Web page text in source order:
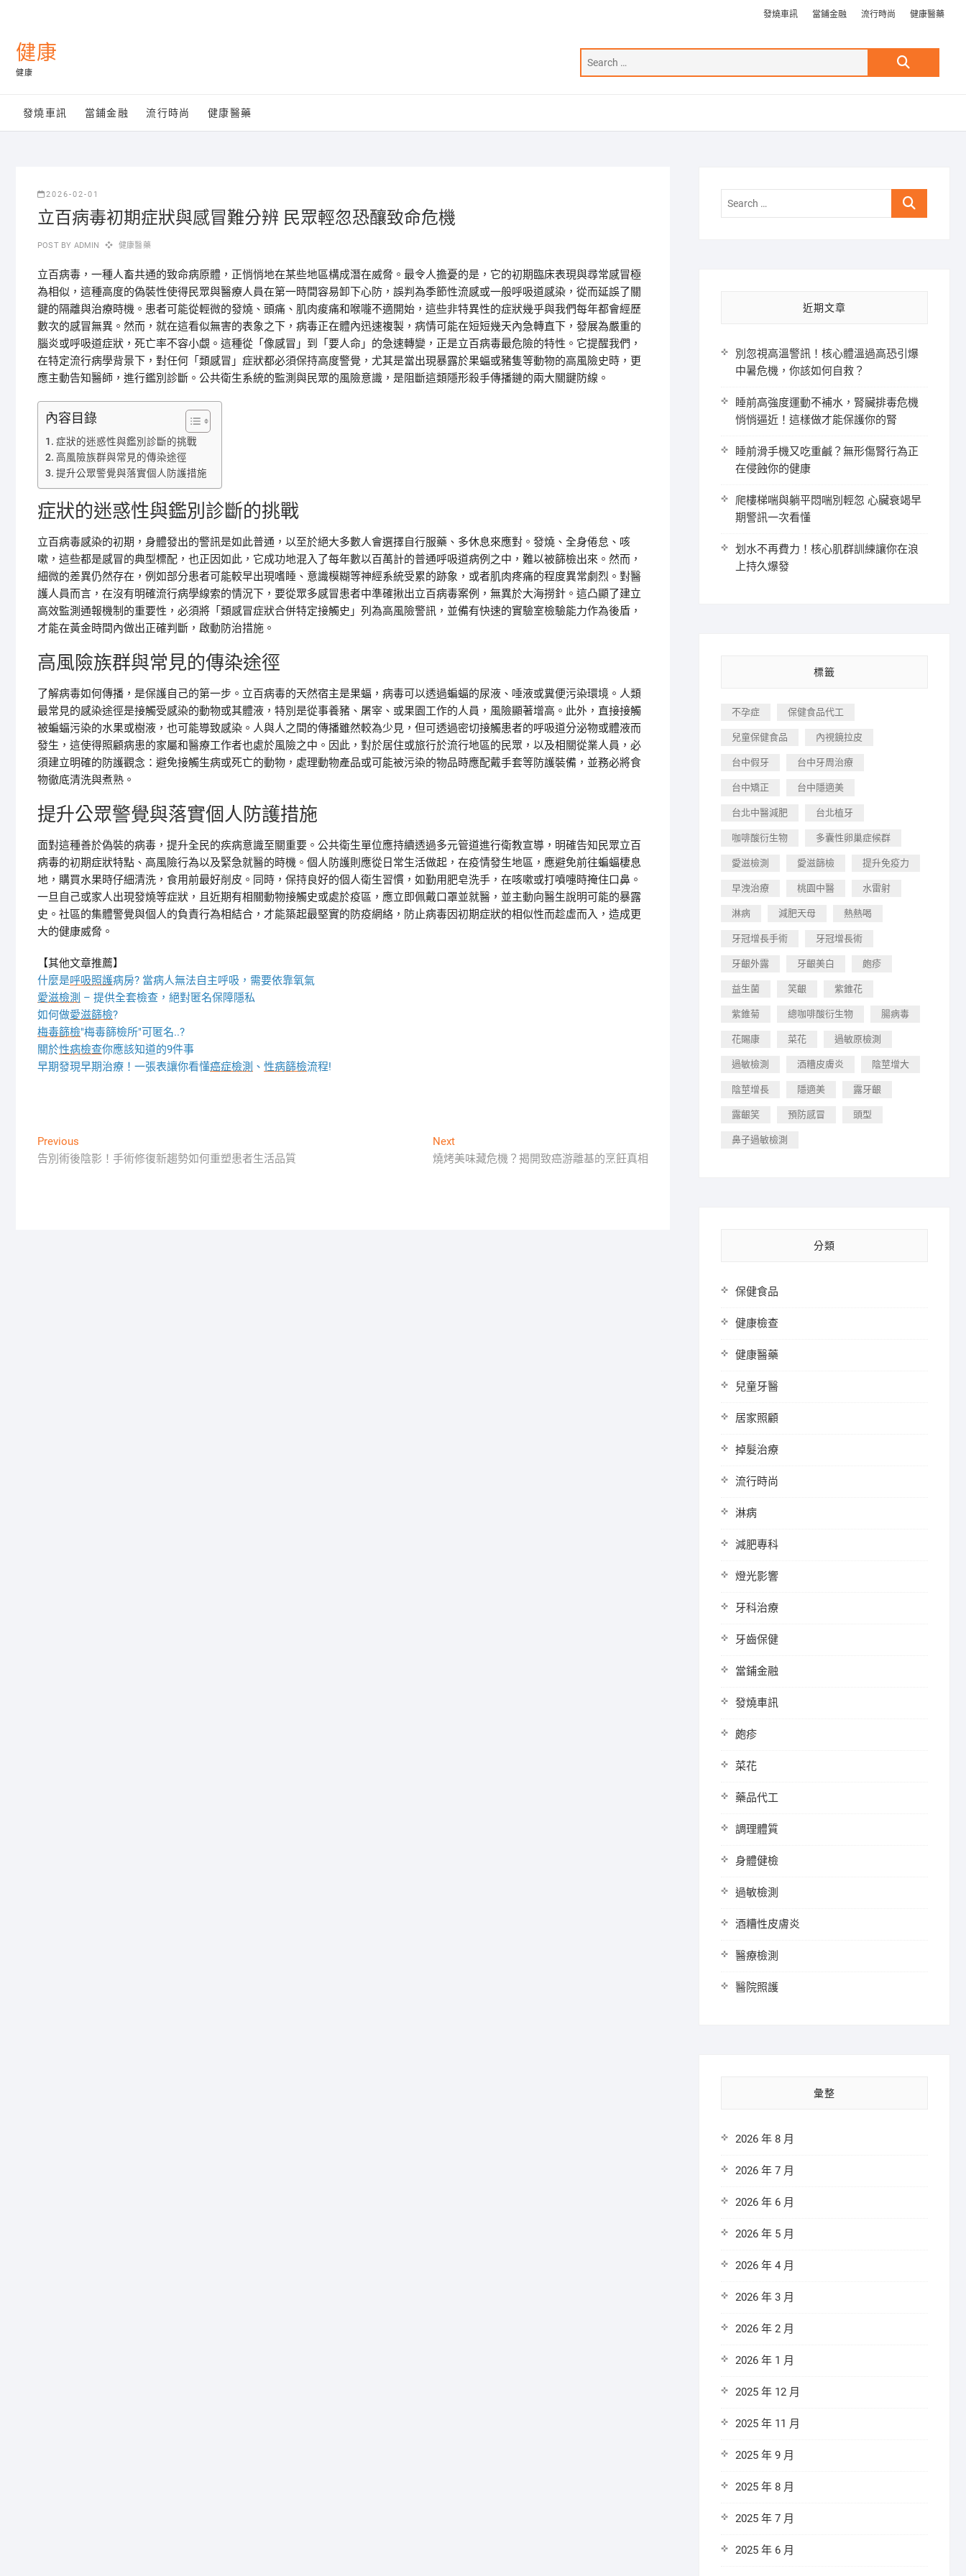
content
發燒車訊 當鋪金融 流行時尚 健康醫藥
健康
健康
Search
發燒車訊 當鋪金融 流行時尚 健康醫藥
2026-02-01
立百病毒初期症狀與感冒難分辨 民眾輕忽恐釀致命危機
POST BY ADMIN 健康醫藥
立百病毒，一種人畜共通的致命病原體，正悄悄地在某些地區構成潛在威脅。最令人擔憂的是，它的初期臨床表現與尋常感冒極
為相似，這種高度的偽裝性使得民眾與醫療人員在第一時間容易卸下心防，誤判為季節性流感或一般呼吸道感染，從而延誤了關
鍵的隔離與治療時機。患者可能從輕微的發燒、頭痛、肌肉痠痛和喉嚨不適開始，這些非特異性的症狀幾乎與我們每年都會經歷
數次的感冒無異。然而，就在這看似無害的表象之下，病毒正在體內迅速複製，病情可能在短短幾天內急轉直下，發展為嚴重的
腦炎或呼吸道症狀，死亡率不容小覷。這種從「像感冒」到「要人命」的急速轉變，正是立百病毒最危險的特性。它提醒我們，
在特定流行病學背景下，對任何「類感冒」症狀都必須保持高度警覺，尤其是當出現暴露於果蝠或豬隻等動物的高風險史時，更
應主動告知醫師，進行鑑別診斷。公共衛生系統的監測與民眾的風險意識，是阻斷這類隱形殺手傳播鏈的兩大關鍵防線。
內容目錄
症狀的迷惑性與鑑別診斷的挑戰
高風險族群與常見的傳染途徑
提升公眾警覺與落實個人防護措施
症狀的迷惑性與鑑別診斷的挑戰
立百病毒感染的初期，身體發出的警訊是如此普通，以至於絕大多數人會選擇自行服藥、多休息來應對。發燒、全身倦怠、咳
嗽，這些都是感冒的典型標配，也正因如此，它成功地混入了每年數以百萬計的普通呼吸道病例之中，難以被篩檢出來。然而，
細微的差異仍然存在，例如部分患者可能較早出現嗜睡、意識模糊等神經系統受累的跡象，或者肌肉疼痛的程度異常劇烈。對醫
護人員而言，在沒有明確流行病學線索的情況下，要從眾多感冒患者中準確揪出立百病毒案例，無異於大海撈針。這凸顯了建立
高效監測通報機制的重要性，必須將「類感冒症狀合併特定接觸史」列為高風險警訊，並備有快速的實驗室檢驗能力作為後盾，
才能在黃金時間內做出正確判斷，啟動防治措施。
高風險族群與常見的傳染途徑
了解病毒如何傳播，是保護自己的第一步。立百病毒的天然宿主是果蝠，病毒可以透過蝙蝠的尿液、唾液或糞便污染環境。人類
最常見的感染途徑是接觸受感染的動物或其體液，特別是從事養豬、屠宰、或果園工作的人員，風險顯著增高。此外，直接接觸
被蝙蝠污染的水果或樹液，也可能導致感染。人與人之間的傳播雖然較為少見，但可透過密切接觸患者的呼吸道分泌物或體液而
發生，這使得照顧病患的家屬和醫療工作者也處於風險之中。因此，對於居住或旅行於流行地區的民眾，以及相關從業人員，必
須建立明確的防護觀念：避免接觸生病或死亡的動物，處理動物產品或可能被污染的物品時應配戴手套等防護裝備，並務必將食
物徹底清洗與煮熟。
提升公眾警覺與落實個人防護措施
面對這種善於偽裝的病毒，提升全民的疾病意識至關重要。公共衛生單位應持續透過多元管道進行衛教宣導，明確告知民眾立百
病毒的初期症狀特點、高風險行為以及緊急就醫的時機。個人防護則應從日常生活做起，在疫情發生地區，應避免前往蝙蝠棲息
地，購買水果時仔細清洗，食用前最好削皮。同時，保持良好的個人衛生習慣，如勤用肥皂洗手，在咳嗽或打噴嚏時掩住口鼻。
一旦自己或家人出現發燒等症狀，且近期有相關動物接觸史或處於疫區，應立即佩戴口罩並就醫，並主動向醫生說明可能的暴露
史。社區的集體警覺與個人的負責行為相結合，才能築起最堅實的防疫網絡，防止病毒因初期症狀的相似性而趁虛而入，造成更
大的健康威脅。
【其他文章推薦】
什麼是呼吸照護病房? 當病人無法自主呼吸，需要依靠氧氣
愛滋檢測 – 提供全套檢查，絕對匿名保障隱私
如何做愛滋篩檢?
梅毒篩檢"梅毒篩檢所"可匿名..?
關於性病檢查你應該知道的9件事
早期發現早期治療！一張表讓你看懂癌症檢測 、 性病篩檢流程!
文
章
Previous
post:
告別術後陰影！手術修復新趨勢如何重塑患者生活品質
NextNext
post:
燒烤美味藏危機？揭開致癌游離基的烹飪真相
Search
近期文章
別忽視高溫警訊！核心體溫過高恐引爆
中暑危機，你該如何自救？
睡前高強度運動不補水，腎臟排毒危機
悄悄逼近！這樣做才能保護你的腎
睡前滑手機又吃重鹹？無形傷腎行為正
在侵蝕你的健康
爬樓梯喘與躺平悶喘別輕忽 心臟衰竭早
期警訊一次看懂
划水不再費力！核心肌群訓練讓你在浪
上持久爆發
標籤
不孕症 保健食品代工
兒童保健食品 內視鏡拉皮
台中假牙 台中牙周治療
台中矯正 台中隱適美
台北中醫減肥 台北植牙
咖啡酸衍生物 多囊性卵巢症候群
愛滋檢測 愛滋篩檢 提升免疫力
早洩治療 桃園中醫 水雷射
淋病 減肥天母 熱熱喝
牙冠增長手術 牙冠增長術
牙齦外露 牙齦美白 皰疹
益生菌 笑齦 紫錐花
紫錐菊 總咖啡酸衍生物 腸病毒
花賜康 菜花 過敏原檢測
過敏檢測 酒糟皮膚炎 陰莖增大
陰莖增長 隱適美 露牙齦
露齦笑 預防感冒 頭型
鼻子過敏檢測
分類
保健食品
健康檢查
健康醫藥
兒童牙醫
居家照顧
掉髮治療
流行時尚
淋病
減肥專科
燈光影響
牙科治療
牙齒保健
當鋪金融
發燒車訊
皰疹
菜花
藥品代工
調理體質
身體健檢
過敏檢測
酒糟性皮膚炎
醫療檢測
醫院照護
彙整
2026 年 8 月
2026 年 7 月
2026 年 6 月
2026 年 5 月
2026 年 4 月
2026 年 3 月
2026 年 2 月
2026 年 1 月
2025 年 12 月
2025 年 11 月
2025 年 9 月
2025 年 8 月
2025 年 7 月
2025 年 6 月